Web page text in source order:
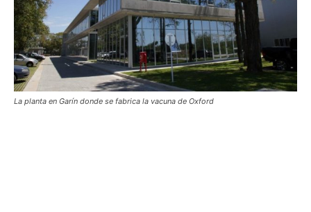
La planta en Garín donde se fabrica la vacuna de Oxford